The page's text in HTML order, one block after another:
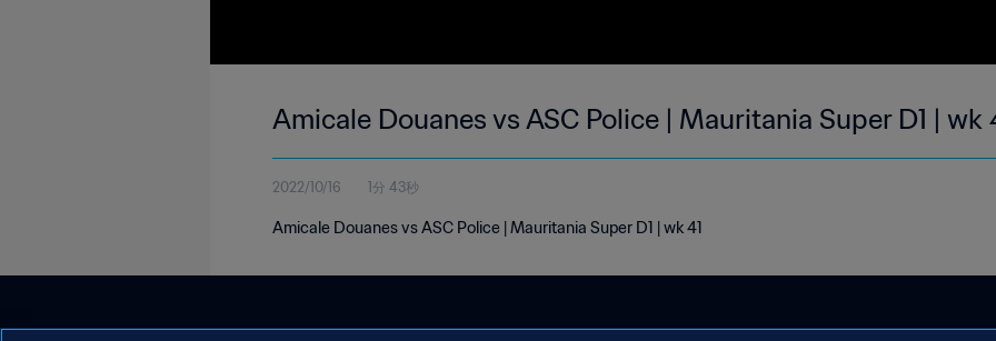
Amicale Douanes vs ASC Police | Mauritania Super D1 | wk
2022/10/16 1分 43秒
Amicale Douanes vs ASC Police | Mauritania Super D1 | wk 41